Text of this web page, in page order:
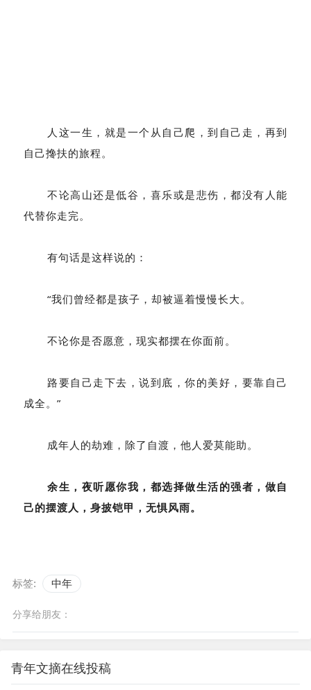
人这一生，就是一个从自己爬，到自己走，再到
自己搀扶的旅程。
不论高山还是低谷，喜乐或是悲伤，都没有人能
代替你走完。
有句话是这样说的：
“我们曾经都是孩子，却被逼着慢慢长大。
不论你是否愿意，现实都摆在你面前。
路要自己走下去，说到底，你的美好，要靠自己
成全。”
成年人的劫难，除了自渡，他人爱莫能助。
余生，夜听愿你我，都选择做生活的强者，做自
己的摆渡人，身披铠甲，无惧风雨。
标签: 中年
分享给朋友：
青年文摘在线投稿